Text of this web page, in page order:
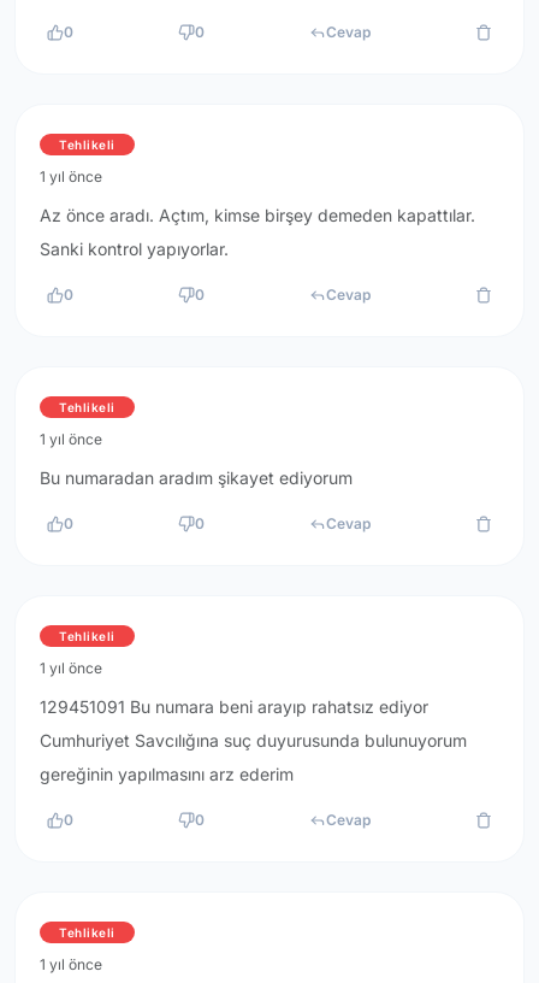
0 0 Cevap
Tehlikeli
1 yıl önce
Az önce aradı. Açtım, kimse birşey demeden kapattılar.
Sanki kontrol yapıyorlar.
0 0 Cevap
Tehlikeli
1 yıl önce
Bu numaradan aradım şikayet ediyorum
0 0 Cevap
Tehlikeli
1 yıl önce
129451091 Bu numara beni arayıp rahatsız ediyor
Cumhuriyet Savcılığına suç duyurusunda bulunuyorum
gereğinin yapılmasını arz ederim
0 0 Cevap
Tehlikeli
1 yıl önce